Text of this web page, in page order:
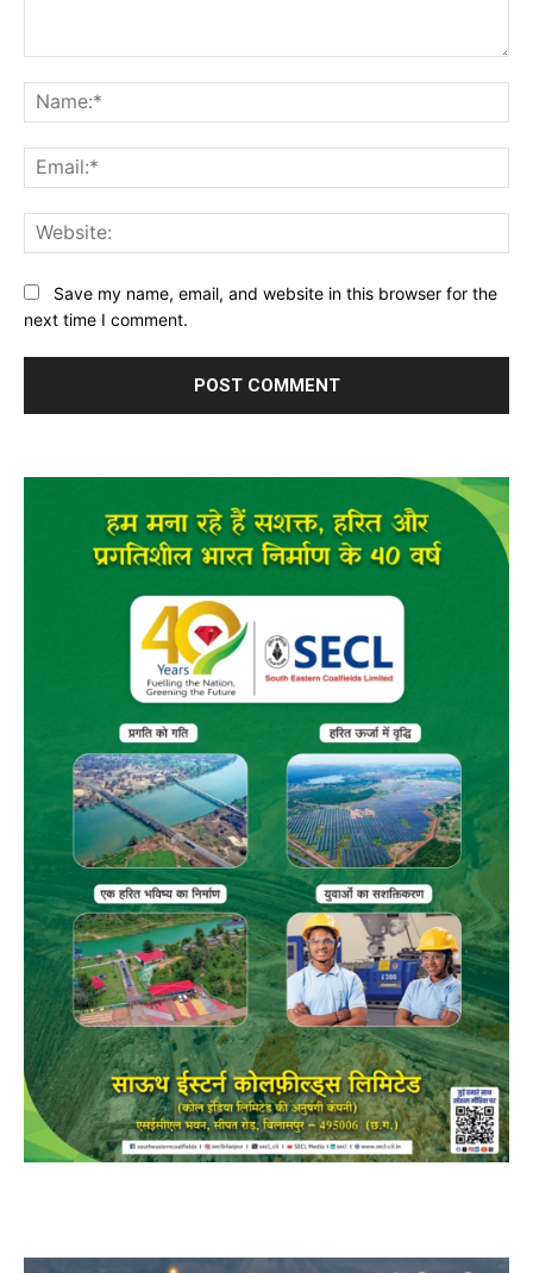
Save my name, email, and website in this browser for the
next time I comment.